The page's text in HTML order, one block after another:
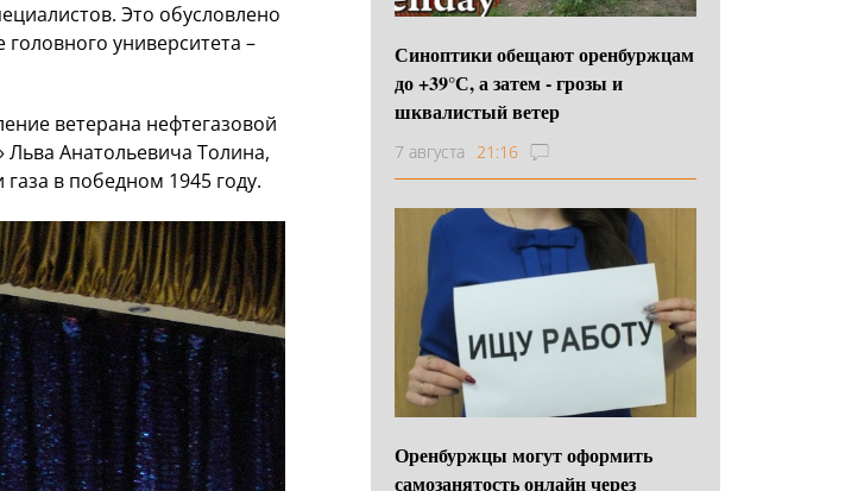
Это обусловлено
университета –
ветерана нефтегазовой
Льва Анатольевича Толина,
в победном 1945 году.
Синоптики обещают оренбуржцам
до +39°С, а затем - грозы и
шквалистый ветер
7 августа 21:16
Оренбуржцы могут оформить
самозанятость онлайн через